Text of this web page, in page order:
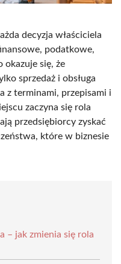
decyzja właściciela
podatkowe,
okazuje się, że
sprzedaż i obsługa
z terminami, przepisami i
zaczyna się rola
przedsiębiorcy zyskać
które w biznesie
– jak zmienia się rola